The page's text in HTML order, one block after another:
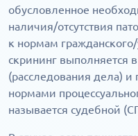
обусловленное
наличия/отсутствия
к нормам
скрининг выполняется
(расследования дела) и
нормами
называется судебной